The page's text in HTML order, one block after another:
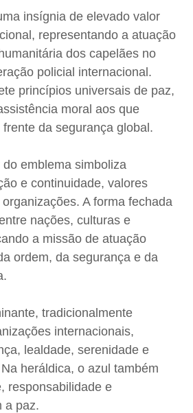
insígnia de elevado valor
representando a atuação
dos capelães no
policial internacional.
princípios universais de paz,
moral aos que
da segurança global.
emblema simboliza
e continuidade, valores
A forma fechada
nações, culturas e
a missão de atuação
ordem, da segurança e da
tradicionalmente
internacionais,
lealdade, serenidade e
heráldica, o azul também
responsabilidade e
a paz.